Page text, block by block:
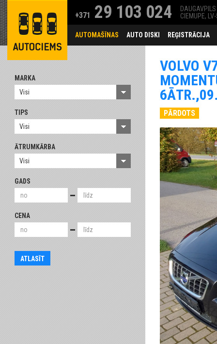
+371 29 103 024
CIEMUPE,
AUTOMAŠĪNAS AUTO DISKI REĢISTRĀCIJA
MARKA
Visi
TIPS
Visi
ĀTRUMKĀRBA
Visi
GADS
CENA
VOLVO
PĀRDOTS